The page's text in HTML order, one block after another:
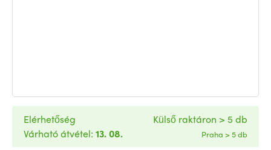
Elérhetőség
Várható átvétel: 13. 08.
Külső raktáron > 5 db
Praha > 5 db